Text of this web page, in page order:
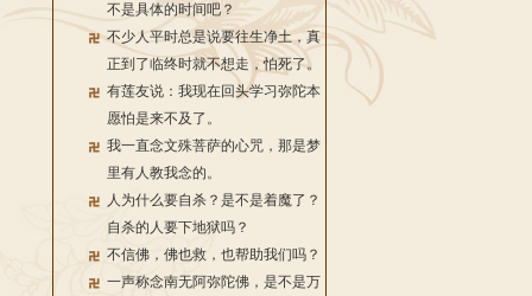
不是具体的时间吧？
不少人平时总是说要往生净土，真
正到了临终时就不想走，怕死了。
有莲友说：我现在回头学习弥陀本
愿怕是来不及了。
我一直念文殊菩萨的心咒，那是梦
里有人教我念的。
人为什么要自杀？是不是着魔了？
自杀的人要下地狱吗？
不信佛，佛也救，也帮助我们吗？
一声称念南无阿弥陀佛，是不是万